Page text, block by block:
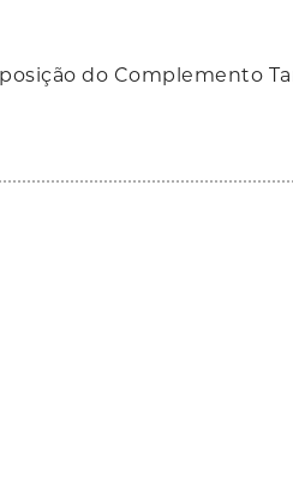
do Complemento